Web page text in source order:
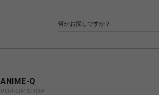
ANIME-Q
POP-UP SHOP